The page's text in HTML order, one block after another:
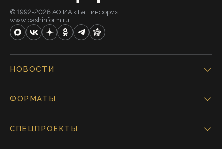
© 1992-2026 АО ИА «Башинформ».
www.bashinform.ru
НОВОСТИ
ФОРМАТЫ
СПЕЦПРОЕКТЫ